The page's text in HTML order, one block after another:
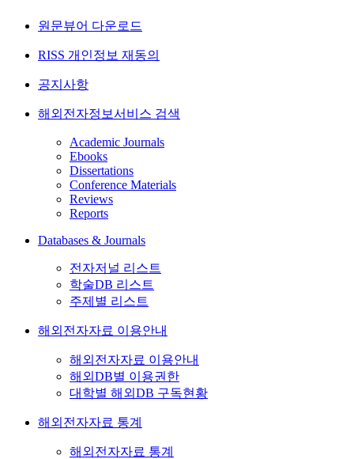
원문뷰어 다운로드
RISS 개인정보 재동의
공지사항
해외전자정보서비스 검색
Academic Journals
Ebooks
Dissertations
Conference Materials
Reviews
Reports
Databases & Journals
전자저널 리스트
학술DB 리스트
주제별 리스트
해외전자자료 이용안내
해외전자자료 이용안내
해외DB별 이용권한
대학별 해외DB 구독현황
해외전자자료 통계
해외전자자료 통계